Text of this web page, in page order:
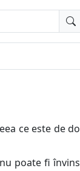
ce este de
poate fi